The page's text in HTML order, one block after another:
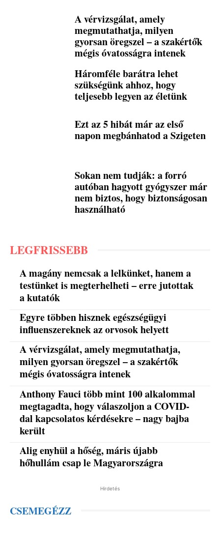
A vérvizsgálat, amely
megmutathatja, milyen
gyorsan öregszel – a szakértők
mégis óvatosságra intenek
Háromféle barátra lehet
szükségünk ahhoz, hogy
teljesebb legyen az életünk
Ezt az 5 hibát már az első
napon megbánhatod a Szigeten
Sokan nem tudják: a forró
autóban hagyott gyógyszer már
nem biztos, hogy biztonságosan
használható
LEGFRISSEBB
A magány nemcsak a lelkünket, hanem a
testünket is megterhelheti – erre jutottak
a kutatók
Egyre többen hisznek egészségügyi
influenszereknek az orvosok helyett
A vérvizsgálat, amely megmutathatja,
milyen gyorsan öregszel – a szakértők
mégis óvatosságra intenek
Anthony Fauci több mint 100 alkalommal
megtagadta, hogy válaszoljon a COVID-
dal kapcsolatos kérdésekre – nagy bajba
került
Alig enyhül a hőség, máris újabb
hőhullám csap le Magyarországra
Hirdetés
CSEMEGÉZZ